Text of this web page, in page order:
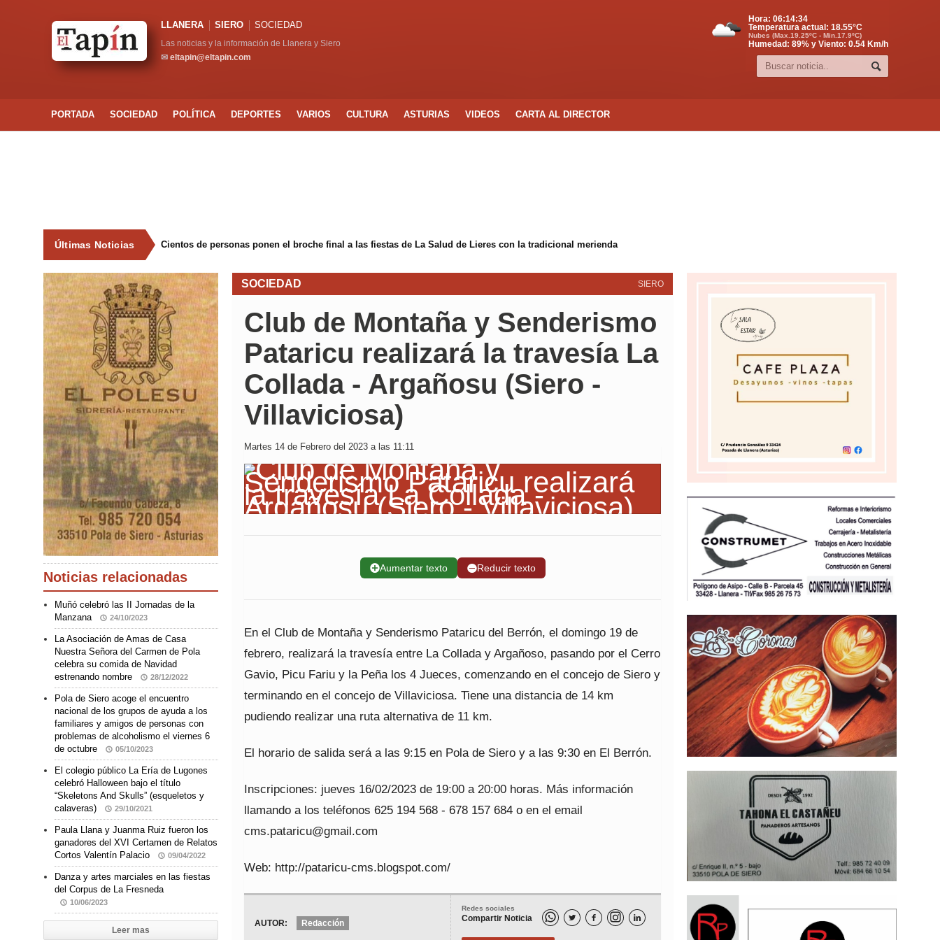
LLANERA SIERO SOCIEDAD
Las noticias y la información de Llanera y Siero
✉ eltapin@eltapin.com
Hora: 06:14:35
Temperatura actual: 18.55°C
Nubes (Max.19.25ºC - Min.17.9ºC)
Humedad: 89% y Viento: 0.54 Km/h
PORTADA SOCIEDAD POLÍTICA DEPORTES VARIOS CULTURA ASTURIAS VIDEOS CARTA AL DIRECTOR
Últimas Noticias Cientos de personas ponen el broche final a las fiestas de La Salud de Lieres con la tradicional merienda
SIERO
SOCIEDAD
Club de Montaña y Senderismo
Pataricu realizará la travesía La
Collada - Argañosu (Siero -
Villaviciosa)
Martes 14 de Febrero del 2023 a las 11:11
➕Aumentar texto ➖Reducir texto
En el Club de Montaña y Senderismo Pataricu del Berrón, el domingo 19 de
febrero, realizará la travesía entre La Collada y Argañoso, pasando por el Cerro
Gavio, Picu Fariu y la Peña los 4 Jueces, comenzando en el concejo de Siero y
terminando en el concejo de Villaviciosa. Tiene una distancia de 14 km
pudiendo realizar una ruta alternativa de 11 km.
El horario de salida será a las 9:15 en Pola de Siero y a las 9:30 en El Berrón.
Inscripciones: jueves 16/02/2023 de 19:00 a 20:00 horas. Más información
llamando a los teléfonos 625 194 568 - 678 157 684 o en el email
cms.pataricu@gmail.com
Web: http://pataricu-cms.blogspot.com/
Redes sociales
Compartir Noticia   
AUTOR: Redacción
Noticias relacionadas
Muñó celebró las II Jornadas de la
Manzana
24/10/2023
La Asociación de Amas de Casa
Nuestra Señora del Carmen de Pola
celebra su comida de Navidad
estrenando nombre
28/12/2022
Pola de Siero acoge el encuentro
nacional de los grupos de ayuda a los
familiares y amigos de personas con
problemas de alcoholismo el viernes 6
de octubre
05/10/2023
El colegio público La Ería de Lugones
celebró Halloween bajo el título
“Skeletons And Skulls” (esqueletos y
calaveras)
29/10/2021
Paula Llana y Juanma Ruiz fueron los
ganadores del XVI Certamen de Relatos
Cortos Valentín Palacio
09/04/2022
Danza y artes marciales en las fiestas
del Corpus de La Fresneda
10/06/2023
Leer mas